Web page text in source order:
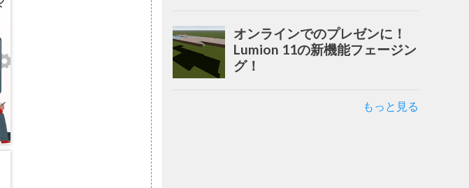
オンラインでのプレゼンに！
Lumion 11の新機能フェージン
グ！
もっと見る